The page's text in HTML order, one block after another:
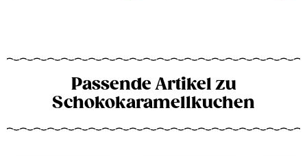
Passende Artikel zu
Schokokaramellkuchen